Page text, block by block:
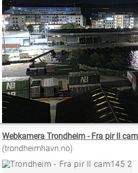
Webkamera Trondheim - Fra pir II
(trondheimhavn.no)